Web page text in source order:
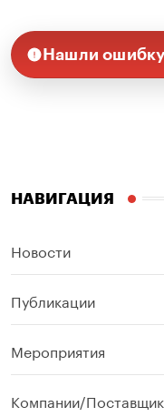
Нашли
НАВИГАЦИЯ
Новости
Публикации
Мероприятия
Компании/